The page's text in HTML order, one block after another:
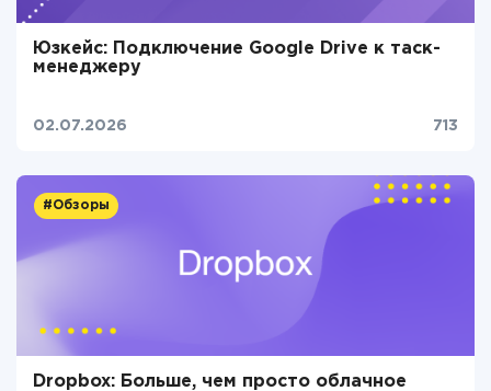
Юзкейс: Подключение Google Drive к таск-
менеджеру
02.07.2026 713
#Обзоры
Dropbox: Больше, чем просто облачное